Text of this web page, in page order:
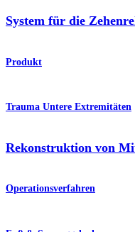
System für die
Produkt
Trauma Untere Extremitäten
Rekonstruktion von
Operationsverfahren